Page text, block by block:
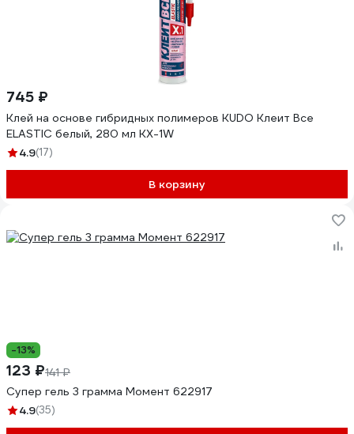
745 ₽
Клей на основе гибридных полимеров KUDO Клеит Все
ELASTIС белый, 280 мл KX-1W
4.9(17)
В корзину
-13%
123 ₽141 ₽
Супер гель 3 грамма Момент 622917
4.9(35)